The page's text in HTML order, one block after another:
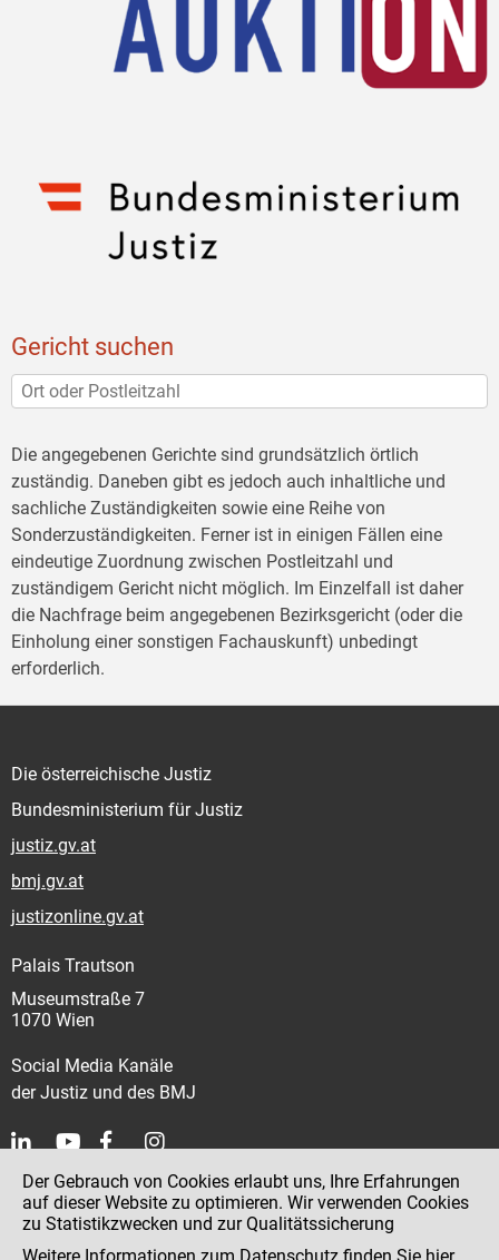
Gericht suchen
Die angegebenen Gerichte sind grundsätzlich örtlich
zuständig. Daneben gibt es jedoch auch inhaltliche und
sachliche Zuständigkeiten sowie eine Reihe von
Sonderzuständigkeiten. Ferner ist in einigen Fällen eine
eindeutige Zuordnung zwischen Postleitzahl und
zuständigem Gericht nicht möglich. Im Einzelfall ist daher
die Nachfrage beim angegebenen Bezirksgericht (oder die
Einholung einer sonstigen Fachauskunft) unbedingt
erforderlich.
Die österreichische Justiz
Bundesministerium für Justiz
justiz.gv.at
bmj.gv.at
justizonline.gv.at
Palais Trautson
Museumstraße 7
1070 Wien
Social Media Kanäle
der Justiz und des BMJ
Kontakt
Impressum
Der Gebrauch von Cookies erlaubt uns, Ihre Erfahrungen
auf dieser Website zu optimieren. Wir verwenden Cookies
zu Statistikzwecken und zur Qualitätssicherung